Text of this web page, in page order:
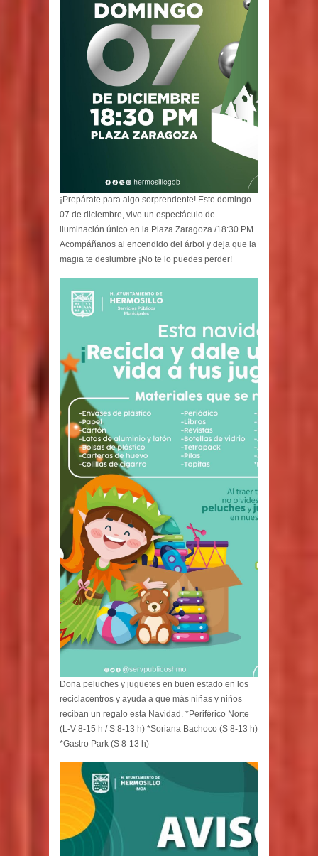
¡Prepárate para algo sorprendente! Este domingo
07 de diciembre, vive un espectáculo de
iluminación único en la Plaza Zaragoza /18:30 PM
Acompáñanos al encendido del árbol y deja que la
magia te deslumbre ¡No te lo puedes perder!
Dona peluches y juguetes en buen estado en los
reciclacentros y ayuda a que más niñas y niños
reciban un regalo esta Navidad. *Periférico Norte
(L-V 8-15 h / S 8-13 h) *Soriana Bachoco (S 8-13 h)
*Gastro Park (S 8-13 h)